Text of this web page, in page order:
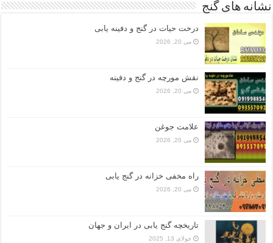
نشانه های گنج
درخت حیات در گنج و دفینه یابی
می 20, 2026
نقش مورچه در گنج و دفینه
می 20, 2026
علامت جوغن
می 20, 2026
راه مخفی خزانه در گنج یابی
می 20, 2026
تاریخچه گنج‌ یابی در ایران و جهان
جولای 13, 2025